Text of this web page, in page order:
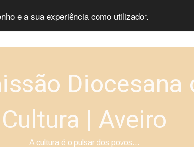
e a sua experiência como utilizador.
Diocesana
Cultura | Aveiro
A cultura é o pulsar dos povos…